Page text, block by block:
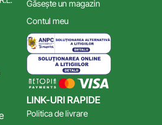
LINK-URI RAPIDE
Politica de livrare
Găsește un magazin
Contul meu